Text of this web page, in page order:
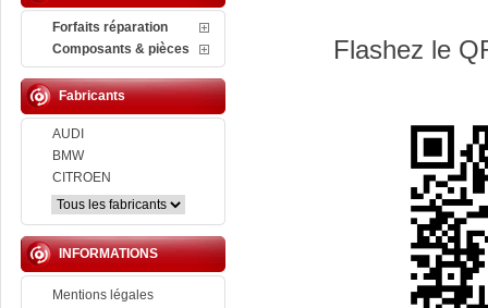
Forfaits réparation
Composants & pièces
Fabricants
AUDI
BMW
CITROEN
INFORMATIONS
Mentions légales
Flashez le